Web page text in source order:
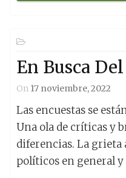
En Busca
On 17 noviembre, 2022
Las encuestas se
Una ola de críticas y
diferencias. La grieta
políticos en general y